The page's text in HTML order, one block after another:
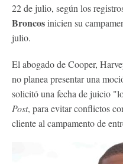
22 de julio, según los
Broncosinicien su
julio.
El abogado de Cooper,
no planea presentar una
solicitó una fecha de juicio
Post, para evitar conflictos
cliente al campamento de